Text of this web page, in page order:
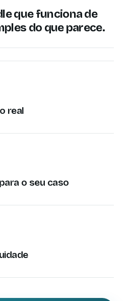
que funciona de
do que parece.
real
o seu caso